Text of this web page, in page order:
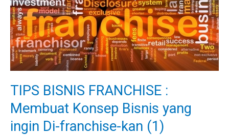
TIPS BISNIS FRANCHISE :
Membuat Konsep Bisnis yang
ingin Di-franchise-kan (1)
Membuat
Konsep
Bisnis
yang
ingin
franchise-
kan
(1)